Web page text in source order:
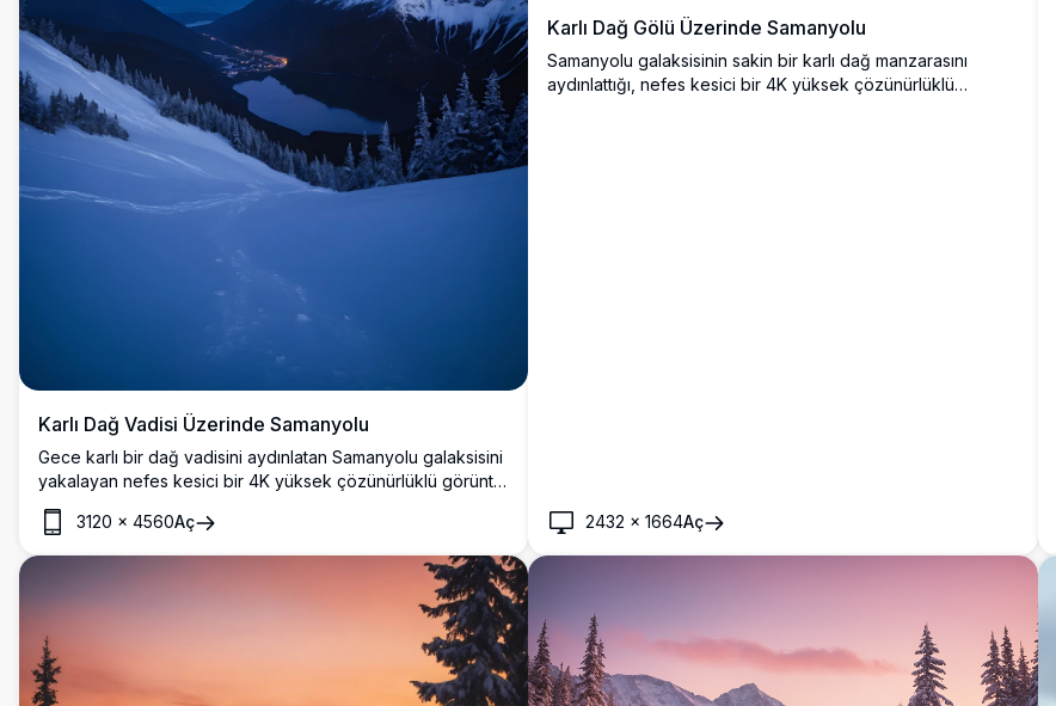
Karlı Dağ Vadisi Üzerinde Samanyolu
Gece karlı bir dağ vadisini aydınlatan Samanyolu galaksisini
yakalayan nefes kesici bir 4K yüksek çözünürlüklü görüntü.
Karla kaplı zirveler ve yaprak dökmeyen ağaçlar, sakin bir
göl ve altında yer alan küçük bir köyü çevreliyor, yıldızlı
gökyüzünün altında yumuşak bir şekilde parlıyor. Doğa
severler, astrofotografi meraklıları ve duvar sanatı veya
dijital koleksiyonlar için çarpıcı manzaralar arayanlar için
3120 × 4560Aç
Karlı Dağ Gölü Üzerinde Samanyolu
Samanyolu galaksisinin sakin bir karlı dağ manzarasını
aydınlattığı, nefes kesici bir 4K yüksek çözünürlüklü
2432 ×1664Aç